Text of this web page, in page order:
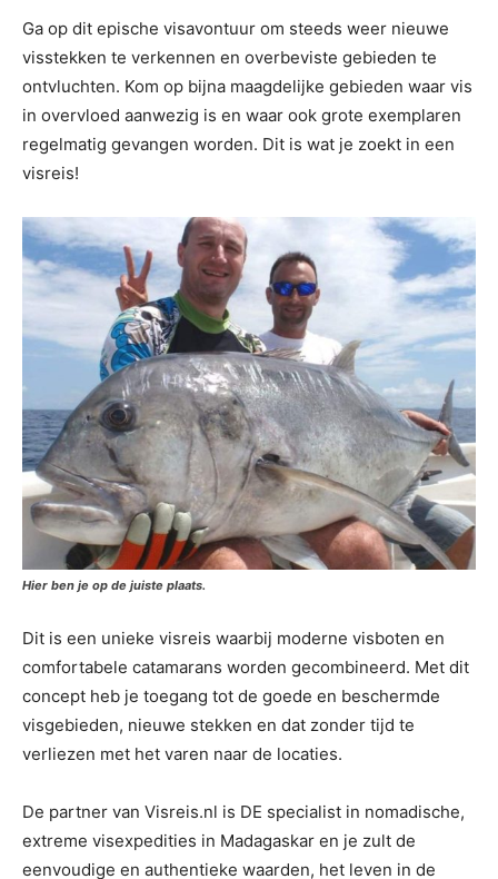
Ga op dit epische visavontuur om steeds weer nieuwe
visstekken te verkennen en overbeviste gebieden te
ontvluchten. Kom op bijna maagdelijke gebieden waar vis
in overvloed aanwezig is en waar ook grote exemplaren
regelmatig gevangen worden. Dit is wat je zoekt in een
visreis!
Hier ben je op de juiste plaats.
Dit is een unieke visreis waarbij moderne visboten en
comfortabele catamarans worden gecombineerd. Met dit
concept heb je toegang tot de goede en beschermde
visgebieden, nieuwe stekken en dat zonder tijd te
verliezen met het varen naar de locaties.
De partner van Visreis.nl is DE specialist in nomadische,
extreme visexpedities in Madagaskar en je zult de
eenvoudige en authentieke waarden, het leven in de